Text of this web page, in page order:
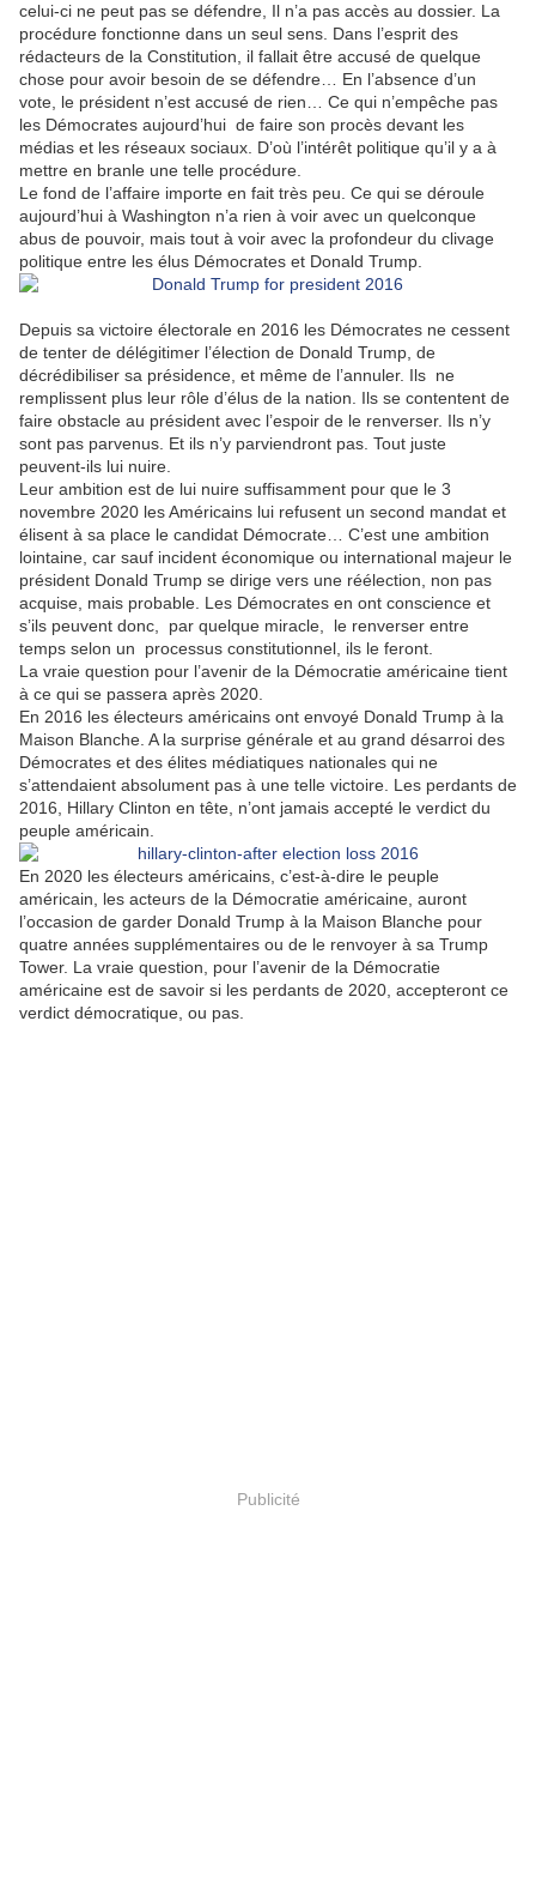
celui-ci ne peut pas se défendre, Il n’a pas accès au dossier. La
procédure fonctionne dans un seul sens. Dans l’esprit des
rédacteurs de la Constitution, il fallait être accusé de quelque
chose pour avoir besoin de se défendre… En l’absence d’un
vote, le président n’est accusé de rien… Ce qui n’empêche pas
les Démocrates aujourd’hui de faire son procès devant les
médias et les réseaux sociaux. D’où l’intérêt politique qu’il y a à
mettre en branle une telle procédure.
Le fond de l’affaire importe en fait très peu. Ce qui se déroule
aujourd’hui à Washington n’a rien à voir avec un quelconque
abus de pouvoir, mais tout à voir avec la profondeur du clivage
politique entre les élus Démocrates et Donald Trump.
Depuis sa victoire électorale en 2016 les Démocrates ne cessent
de tenter de délégitimer l’élection de Donald Trump, de
décrédibiliser sa présidence, et même de l’annuler. Ils ne
remplissent plus leur rôle d’élus de la nation. Ils se contentent de
faire obstacle au président avec l’espoir de le renverser. Ils n’y
sont pas parvenus. Et ils n’y parviendront pas. Tout juste
peuvent-ils lui nuire.
Leur ambition est de lui nuire suffisamment pour que le 3
novembre 2020 les Américains lui refusent un second mandat et
élisent à sa place le candidat Démocrate… C’est une ambition
lointaine, car sauf incident économique ou international majeur le
président Donald Trump se dirige vers une réélection, non pas
acquise, mais probable. Les Démocrates en ont conscience et
s’ils peuvent donc,
par quelque miracle,
le renverser entre
temps selon un
processus constitutionnel, ils le feront.
La vraie question pour l’avenir de la Démocratie américaine tient
à ce qui se passera après 2020.
En 2016 les électeurs américains ont envoyé Donald Trump à la
Maison Blanche. A la surprise générale et au grand désarroi des
Démocrates et des élites médiatiques nationales qui ne
s’attendaient absolument pas à une telle victoire. Les perdants de
2016, Hillary Clinton en tête, n’ont jamais accepté le verdict du
peuple américain.
En 2020 les électeurs américains, c’est-à-dire le peuple
américain, les acteurs de la Démocratie américaine, auront
l’occasion de garder Donald Trump à la Maison Blanche pour
quatre années supplémentaires ou de le renvoyer à sa Trump
Tower. La vraie question, pour l’avenir de la Démocratie
américaine est de savoir si les perdants de 2020, accepteront ce
verdict démocratique, ou pas.
Publicité